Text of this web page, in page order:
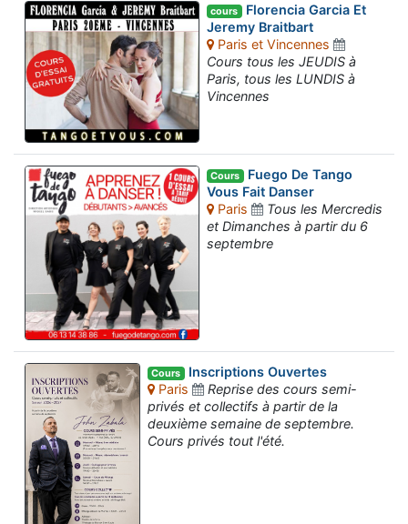
cours Florencia Garcia Et
Jeremy Braitbart
Paris et Vincennes
Cours tous les JEUDIS à
Paris, tous les LUNDIS à
Vincennes
Cours Fuego De Tango
Vous Fait Danser
Paris
Tous les Mercredis
et Dimanches à partir du 6
septembre
Cours Inscriptions Ouvertes
Paris
Reprise des cours semi-
privés et collectifs à partir de la
deuxième semaine de septembre.
Cours privés tout l'été.